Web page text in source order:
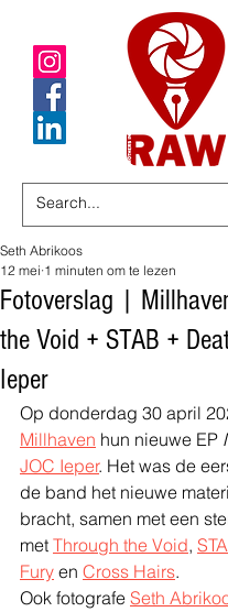
Fotoverslag |
the Void + STAB +
Ieper
Seth Abrikoos
12 mei 1 minuten om te lezen
Op donderdag 30 april
Millhaven hun nieuwe EP
JOC Ieper. Het was de
de band het nieuwe
bracht, samen met een
met Through the Void,
Fury en Cross Hairs.
Ook fotografe Seth